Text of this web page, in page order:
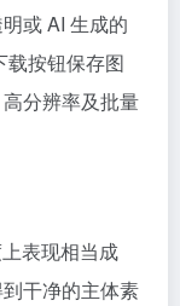
或 AI 生成的
载按钮保存图
分辨率及批量
表现相当成
干净的主体素